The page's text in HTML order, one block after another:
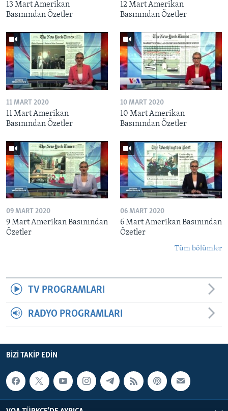
13 Mart Amerikan
Basınından Özetler
12 Mart Amerikan
Basınından Özetler
11 MART 2020
11 Mart Amerikan
Basınından Özetler
10 MART 2020
10 Mart Amerikan
Basınından Özetler
09 MART 2020
9 Mart Amerikan Basınından
Özetler
06 MART 2020
6 Mart Amerikan Basınından
Özetler
Tüm bölümler
TV PROGRAMLARI
RADYO PROGRAMLARI
BIZI TAKIP EDIN